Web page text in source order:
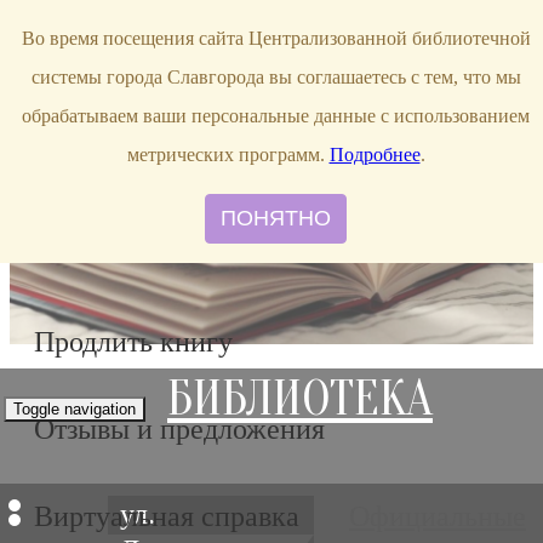
bibl-serv@mail.ru
Продлить книгу
Отзывы и предложения
Виртуальная справка
ул.
Toggle navigation БИБЛИОТЕКА
Во время посещения сайта Централизованной библиотечной
системы города Славгорода вы соглашаетесь с тем, что мы
обрабатываем ваши персональные данные с использованием
метрических программ. Подробнее.
ПОНЯТНО